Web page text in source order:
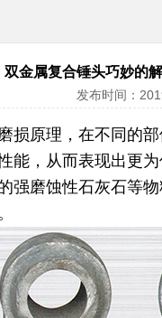
双金属复合锤头巧妙的
发布时间：
损原理，在不同的
能，从而表现出更为
磨蚀性石灰石等物